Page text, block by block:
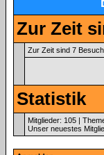
Zur Zeit
Zur Zeit sind 7
Statistik
Mitglieder: 105 |
Unser neuestes